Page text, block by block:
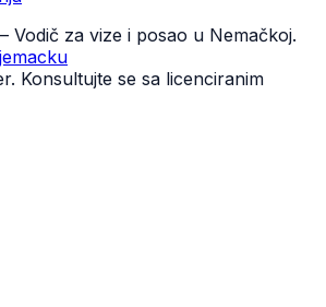
Vodič za vize i posao u Nemačkoj.
Konsultujte se sa licenciranim